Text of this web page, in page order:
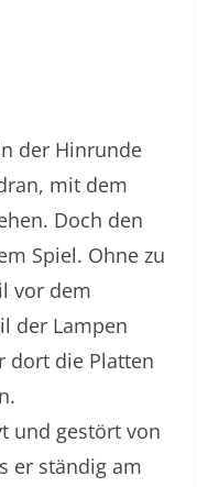
der Hinrunde
mit dem
Doch den
Spiel. Ohne zu
vor dem
der Lampen
dort die Platten
und gestört von
er ständig am